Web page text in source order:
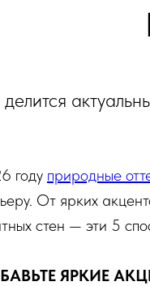
году природные
От ярких
стен — эти 5
ЯРКИЕ